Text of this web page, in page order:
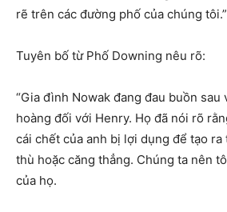
rẽ trên các đường phố của chúng tôi.”
Tuyên bố từ Phố Downing nêu rõ:
“Gia đình Nowak đang đau buồn sau
hoàng đối với Henry. Họ đã nói rõ
cái chết của anh bị lợi dụng để tạo ra
thù hoặc căng thẳng. Chúng ta nên
của họ.